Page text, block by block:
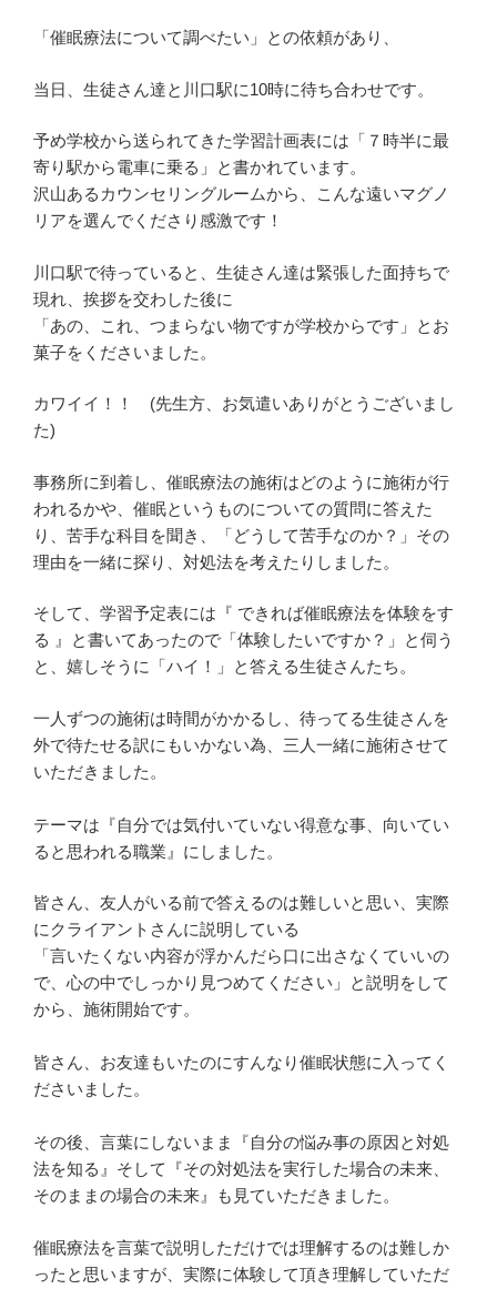
「催眠療法について調べたい」との依頼があり、
当日、生徒さん達と川口駅に10時に待ち合わせです。
予め学校から送られてきた学習計画表には「７時半に最
寄り駅から電車に乗る」と書かれています。
沢山あるカウンセリングルームから、こんな遠いマグノ
リアを選んでくださり感激です！
川口駅で待っていると、生徒さん達は緊張した面持ちで
現れ、挨拶を交わした後に
「あの、これ、つまらない物ですが学校からです」とお
菓子をくださいました。
カワイイ！！ (先生方、お気遣いありがとうございまし
た)
事務所に到着し、催眠療法の施術はどのように施術が行
われるかや、催眠というものについての質問に答えた
り、苦手な科目を聞き、「どうして苦手なのか？」その
理由を一緒に探り、対処法を考えたりしました。
そして、学習予定表には『 できれば催眠療法を体験をす
る 』と書いてあったので「体験したいですか？」と伺う
と、嬉しそうに「ハイ！」と答える生徒さんたち。
一人ずつの施術は時間がかかるし、待ってる生徒さんを
外で待たせる訳にもいかない為、三人一緒に施術させて
いただきました。
テーマは『自分では気付いていない得意な事、向いてい
ると思われる職業』にしました。
皆さん、友人がいる前で答えるのは難しいと思い、実際
にクライアントさんに説明している
「言いたくない内容が浮かんだら口に出さなくていいの
で、心の中でしっかり見つめてください」と説明をして
から、施術開始です。
皆さん、お友達もいたのにすんなり催眠状態に入ってく
ださいました。
その後、言葉にしないまま『自分の悩み事の原因と対処
法を知る』そして『その対処法を実行した場合の未来、
そのままの場合の未来』も見ていただきました。
催眠療法を言葉で説明しただけでは理解するのは難しか
ったと思いますが、実際に体験して頂き理解していただ